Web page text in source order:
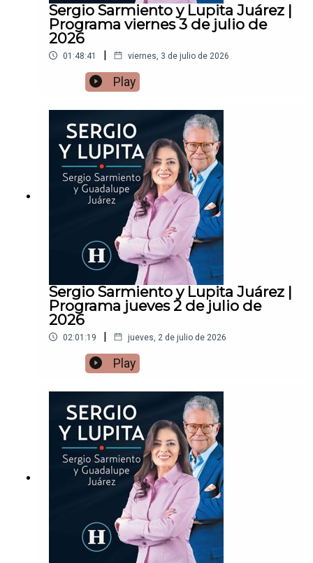
Sergio Sarmiento y Lupita Juárez |
Programa viernes 3 de julio de
2026
01:48:41 | viernes, 3 de julio de 2026
Play
Sergio Sarmiento y Lupita Juárez |
Programa jueves 2 de julio de
2026
02:01:19 | jueves, 2 de julio de 2026
Play